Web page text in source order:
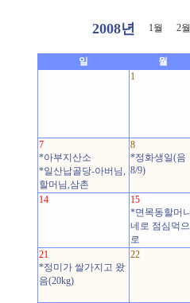
2008년 1월 2월
일 월
1
7
*아부지산소
*일산납골당-아버님,
할머님,삼촌
8
*정화생일(음
8/9)
14
15
*면목동할머니
네로 점심먹으
로
21
*정미가 쌀가지고 왔
음(20kg)
22